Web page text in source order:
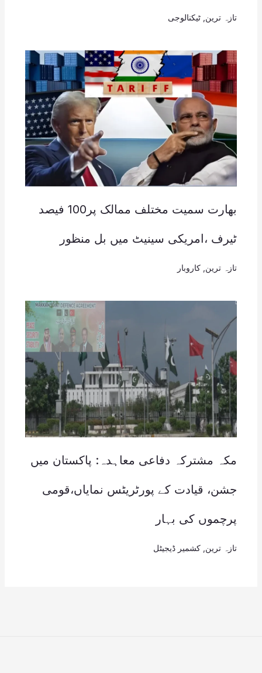
تازہ ترین ٹیکنالوجی
بھارت سمیت مختلف ممالک پر100 فیصد
ٹیرف ،امریکی سینیٹ میں بل منظور
تازہ ترین کاروبار
مکہ مشترکہ دفاعی معاہدہ: پاکستان میں
جشن، قیادت کے پورٹریٹس نمایاں،قومی
پرچموں کی بہار
تازہ ترین کشمیر ڈیجیٹل